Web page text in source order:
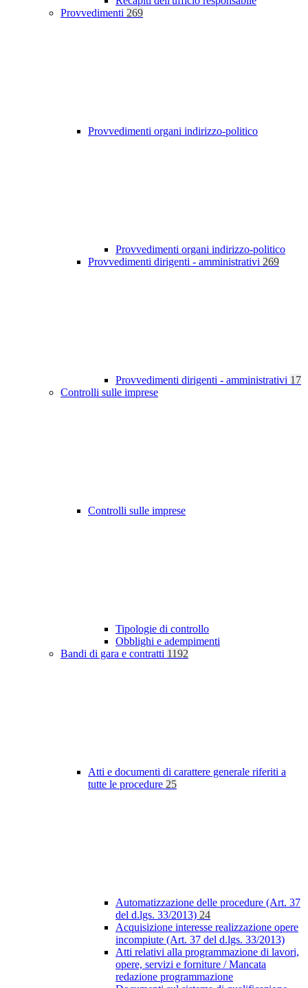
Provvedimenti 269
Provvedimenti organi indirizzo-politico
Provvedimenti organi indirizzo-politico
Provvedimenti dirigenti - amministrativi 269
Provvedimenti dirigenti - amministrativi 17
Controlli sulle imprese
Controlli sulle imprese
Tipologie di controllo
Obblighi e adempimenti
Bandi di gara e contratti 1192
Atti e documenti di carattere generale riferiti a
tutte le procedure 25
Automatizzazione delle procedure (Art. 37
del d.lgs. 33/2013) 24
Acquisizione interesse realizzazione opere
incompiute (Art. 37 del d.lgs. 33/2013)
Atti relativi alla programmazione di lavori,
opere, servizi e forniture / Mancata
redazione programmazione